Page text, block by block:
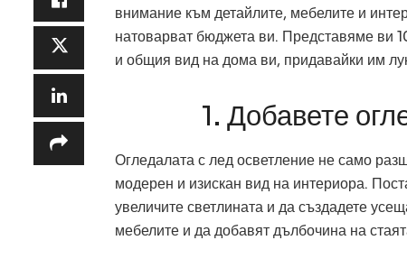
внимание към детайлите, мебелите и
натоварват бюджета ви. Представяме ви
и общия вид на дома ви, придавайки им
1. Добавете
Огледалата с лед осветление не само
модерен и изискан вид на интериора.
увеличите светлината и да създадете
мебелите и да добавят дълбочина на